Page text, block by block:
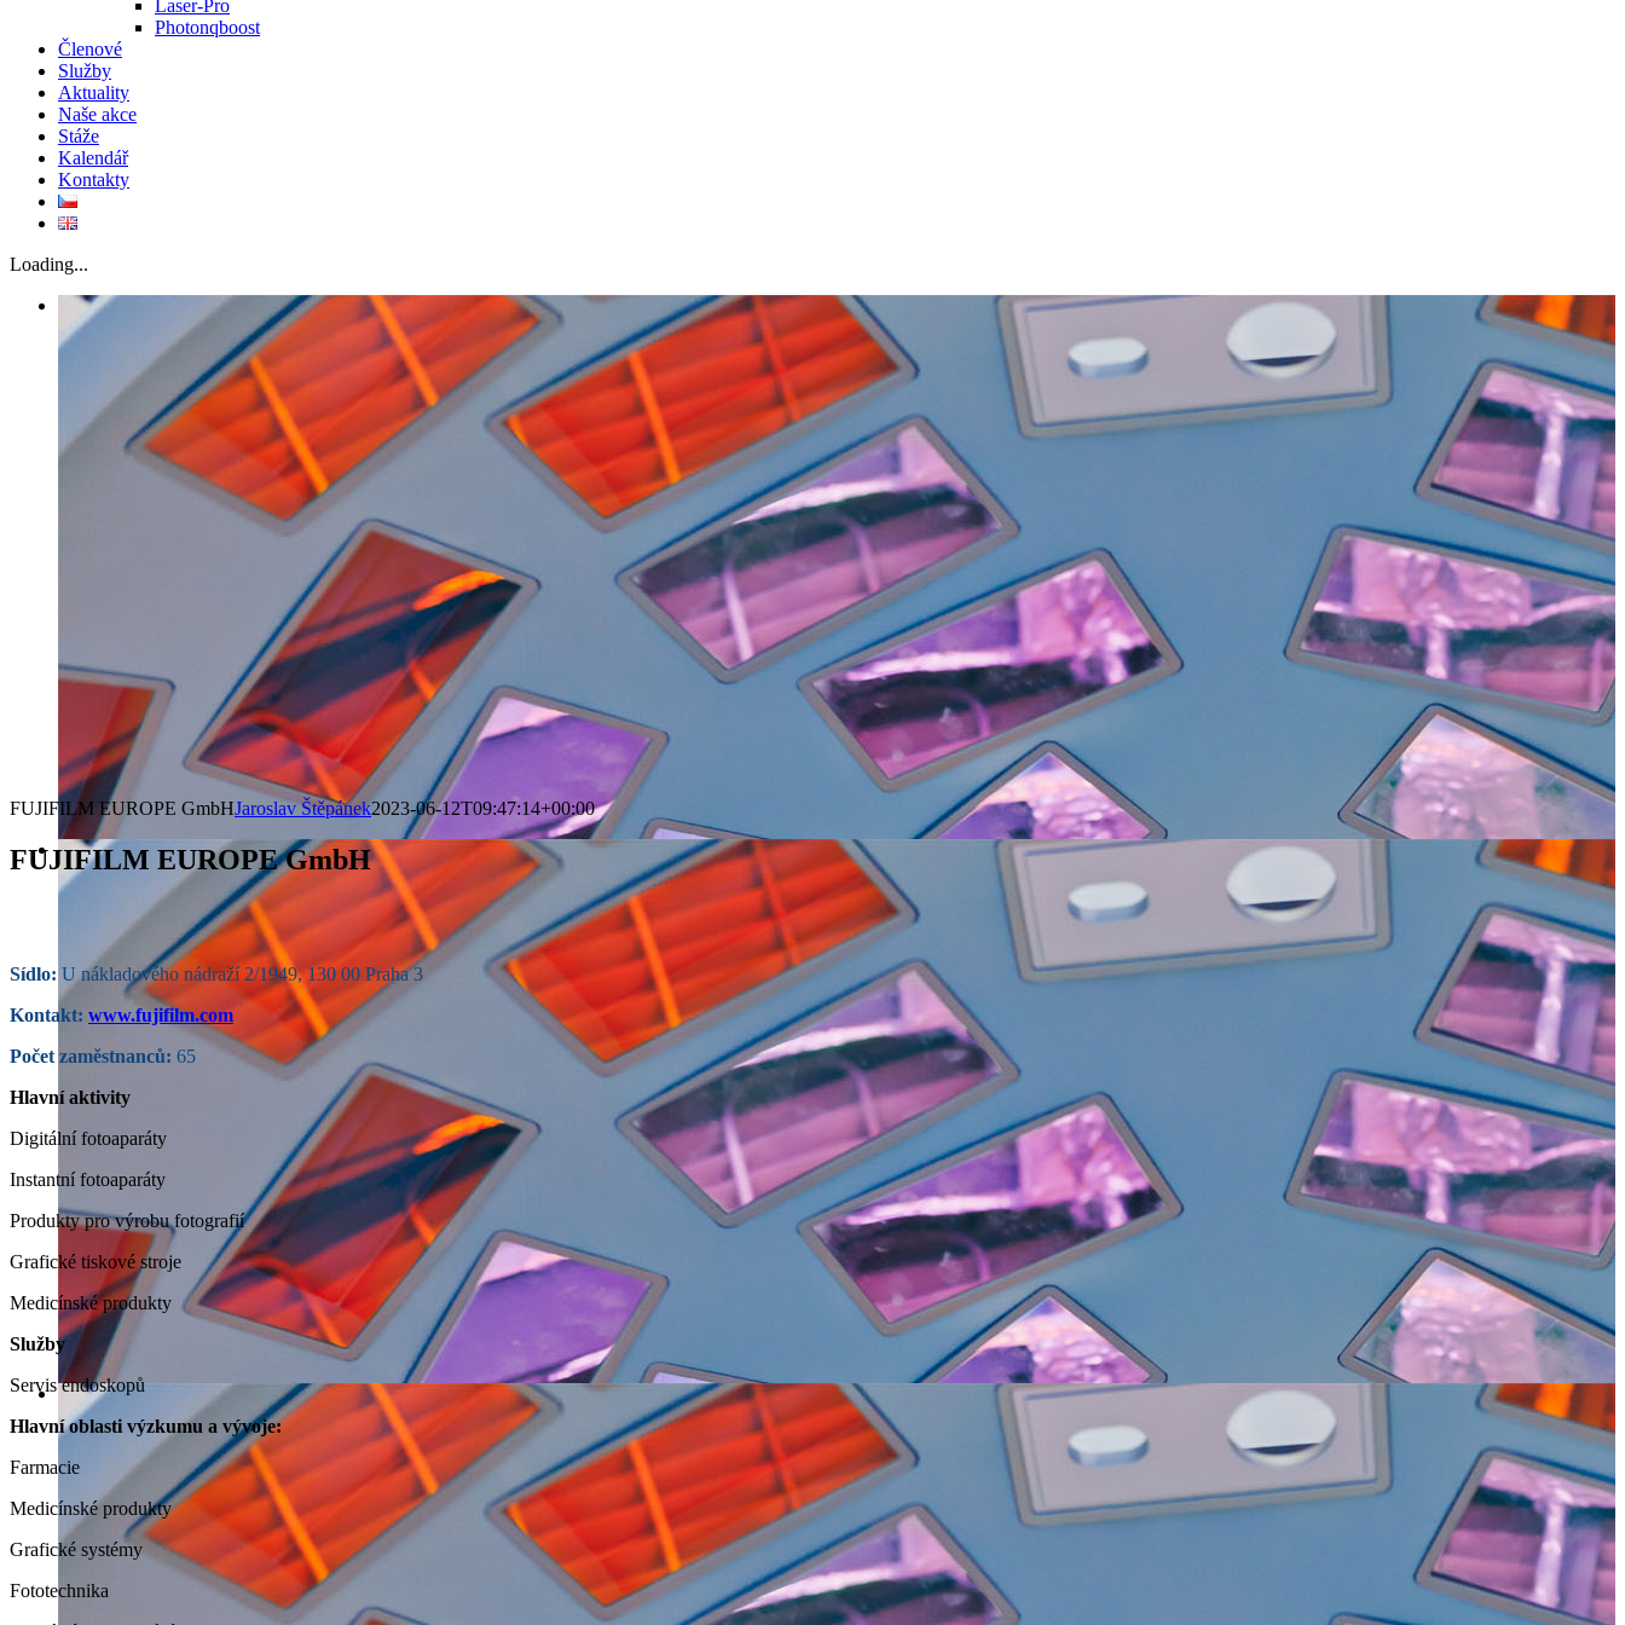
Laser-Pro
Photonqboost
Členové
Služby
Aktuality
Naše akce
Stáže
Kalendář
Kontakty
Loading...
FUJIFILM EUROPE GmbHJaroslav Štěpánek2023-06-12T09:47:14+00:00
FUJIFILM EUROPE GmbH
Sídlo: U nákladového nádraží 2/1949, 130 00 Praha 3
Kontakt: www.fujifilm.com
Počet zaměstnanců: 65
Hlavní aktivity
Digitální fotoaparáty
Instantní fotoaparáty
Produkty pro výrobu fotografií
Grafické tiskové stroje
Medicínské produkty
Služby
Servis endoskopů
Hlavní oblasti výzkumu a vývoje:
Farmacie
Medicínské produkty
Grafické systémy
Fototechnika